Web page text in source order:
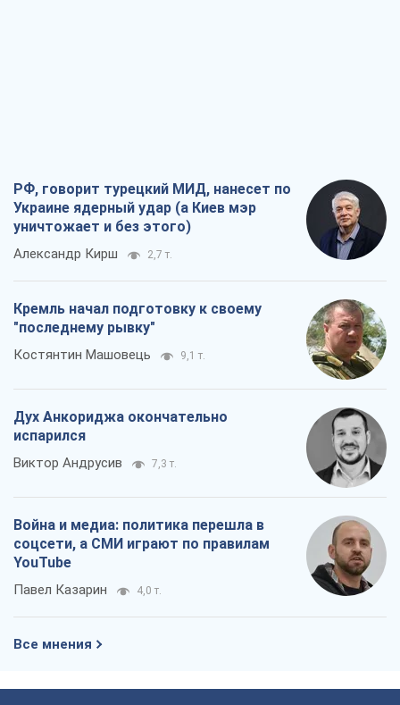
РФ, говорит турецкий МИД, нанесет по
Украине ядерный удар (а Киев мэр
уничтожает и без этого)
Александр Кирш 2,7 т.
Кремль начал подготовку к своему
"последнему рывку"
Костянтин Машовець 9,1 т.
Дух Анкориджа окончательно
испарился
Виктор Андрусив 7,3 т.
Война и медиа: политика перешла в
соцсети, а СМИ играют по правилам
YouTube
Павел Казарин 4,0 т.
Все мнения